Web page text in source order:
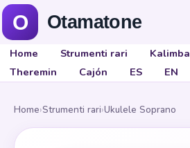
Home Strumenti rari Kalimba
Theremin
Cajón ES EN
Home›Strumenti rari›Ukulele Soprano